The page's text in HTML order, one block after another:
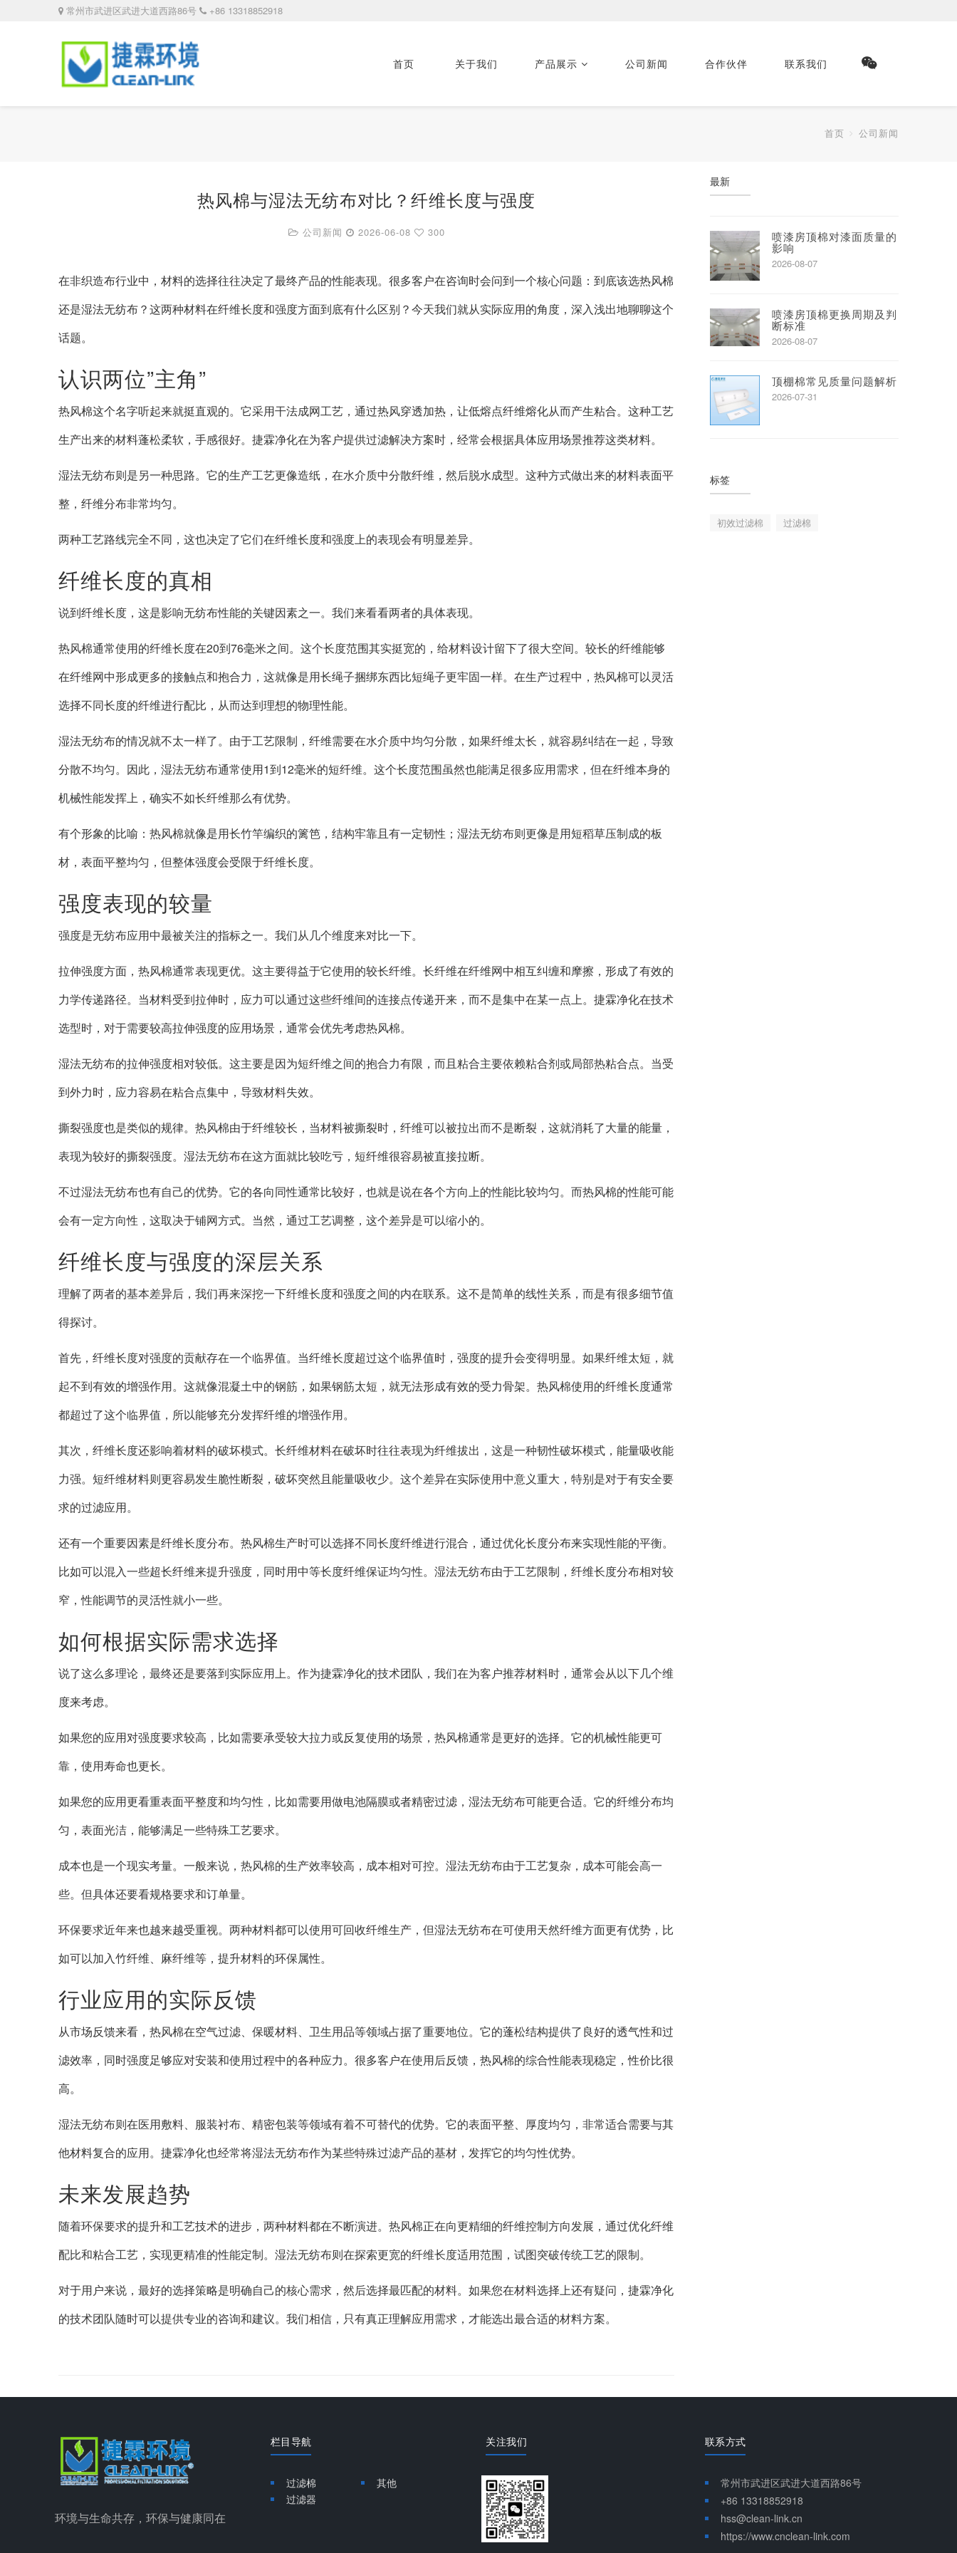
常州市武进区武进大道西路86号 +86 13318852918
首页 关于我们 产品展示 公司新闻 合作伙伴 联系我们
首页 公司新闻
热风棉与湿法无纺布对比？纤维长度与强度
公司新闻 2026-06-08 300
在非织造布行业中，材料的选择往往决定了最终产品的性能表现。很多客户在咨询时会问到一个核心问题：到底该选热风棉
还是湿法无纺布？这两种材料在纤维长度和强度方面到底有什么区别？今天我们就从实际应用的角度，深入浅出地聊聊这个
话题。
认识两位”主角”
热风棉这个名字听起来就挺直观的。它采用干法成网工艺，通过热风穿透加热，让低熔点纤维熔化从而产生粘合。这种工艺
生产出来的材料蓬松柔软，手感很好。捷霖净化在为客户提供过滤解决方案时，经常会根据具体应用场景推荐这类材料。
湿法无纺布则是另一种思路。它的生产工艺更像造纸，在水介质中分散纤维，然后脱水成型。这种方式做出来的材料表面平
整，纤维分布非常均匀。
两种工艺路线完全不同，这也决定了它们在纤维长度和强度上的表现会有明显差异。
纤维长度的真相
说到纤维长度，这是影响无纺布性能的关键因素之一。我们来看看两者的具体表现。
热风棉通常使用的纤维长度在20到76毫米之间。这个长度范围其实挺宽的，给材料设计留下了很大空间。较长的纤维能够
在纤维网中形成更多的接触点和抱合力，这就像是用长绳子捆绑东西比短绳子更牢固一样。在生产过程中，热风棉可以灵活
选择不同长度的纤维进行配比，从而达到理想的物理性能。
湿法无纺布的情况就不太一样了。由于工艺限制，纤维需要在水介质中均匀分散，如果纤维太长，就容易纠结在一起，导致
分散不均匀。因此，湿法无纺布通常使用1到12毫米的短纤维。这个长度范围虽然也能满足很多应用需求，但在纤维本身的
机械性能发挥上，确实不如长纤维那么有优势。
有个形象的比喻：热风棉就像是用长竹竿编织的篱笆，结构牢靠且有一定韧性；湿法无纺布则更像是用短稻草压制成的板
材，表面平整均匀，但整体强度会受限于纤维长度。
强度表现的较量
强度是无纺布应用中最被关注的指标之一。我们从几个维度来对比一下。
拉伸强度方面，热风棉通常表现更优。这主要得益于它使用的较长纤维。长纤维在纤维网中相互纠缠和摩擦，形成了有效的
力学传递路径。当材料受到拉伸时，应力可以通过这些纤维间的连接点传递开来，而不是集中在某一点上。捷霖净化在技术
选型时，对于需要较高拉伸强度的应用场景，通常会优先考虑热风棉。
湿法无纺布的拉伸强度相对较低。这主要是因为短纤维之间的抱合力有限，而且粘合主要依赖粘合剂或局部热粘合点。当受
到外力时，应力容易在粘合点集中，导致材料失效。
撕裂强度也是类似的规律。热风棉由于纤维较长，当材料被撕裂时，纤维可以被拉出而不是断裂，这就消耗了大量的能量，
表现为较好的撕裂强度。湿法无纺布在这方面就比较吃亏，短纤维很容易被直接拉断。
不过湿法无纺布也有自己的优势。它的各向同性通常比较好，也就是说在各个方向上的性能比较均匀。而热风棉的性能可能
会有一定方向性，这取决于铺网方式。当然，通过工艺调整，这个差异是可以缩小的。
纤维长度与强度的深层关系
理解了两者的基本差异后，我们再来深挖一下纤维长度和强度之间的内在联系。这不是简单的线性关系，而是有很多细节值
得探讨。
首先，纤维长度对强度的贡献存在一个临界值。当纤维长度超过这个临界值时，强度的提升会变得明显。如果纤维太短，就
起不到有效的增强作用。这就像混凝土中的钢筋，如果钢筋太短，就无法形成有效的受力骨架。热风棉使用的纤维长度通常
都超过了这个临界值，所以能够充分发挥纤维的增强作用。
其次，纤维长度还影响着材料的破坏模式。长纤维材料在破坏时往往表现为纤维拔出，这是一种韧性破坏模式，能量吸收能
力强。短纤维材料则更容易发生脆性断裂，破坏突然且能量吸收少。这个差异在实际使用中意义重大，特别是对于有安全要
求的过滤应用。
还有一个重要因素是纤维长度分布。热风棉生产时可以选择不同长度纤维进行混合，通过优化长度分布来实现性能的平衡。
比如可以混入一些超长纤维来提升强度，同时用中等长度纤维保证均匀性。湿法无纺布由于工艺限制，纤维长度分布相对较
窄，性能调节的灵活性就小一些。
如何根据实际需求选择
说了这么多理论，最终还是要落到实际应用上。作为捷霖净化的技术团队，我们在为客户推荐材料时，通常会从以下几个维
度来考虑。
如果您的应用对强度要求较高，比如需要承受较大拉力或反复使用的场景，热风棉通常是更好的选择。它的机械性能更可
靠，使用寿命也更长。
如果您的应用更看重表面平整度和均匀性，比如需要用做电池隔膜或者精密过滤，湿法无纺布可能更合适。它的纤维分布均
匀，表面光洁，能够满足一些特殊工艺要求。
成本也是一个现实考量。一般来说，热风棉的生产效率较高，成本相对可控。湿法无纺布由于工艺复杂，成本可能会高一
些。但具体还要看规格要求和订单量。
环保要求近年来也越来越受重视。两种材料都可以使用可回收纤维生产，但湿法无纺布在可使用天然纤维方面更有优势，比
如可以加入竹纤维、麻纤维等，提升材料的环保属性。
行业应用的实际反馈
从市场反馈来看，热风棉在空气过滤、保暖材料、卫生用品等领域占据了重要地位。它的蓬松结构提供了良好的透气性和过
滤效率，同时强度足够应对安装和使用过程中的各种应力。很多客户在使用后反馈，热风棉的综合性能表现稳定，性价比很
高。
湿法无纺布则在医用敷料、服装衬布、精密包装等领域有着不可替代的优势。它的表面平整、厚度均匀，非常适合需要与其
他材料复合的应用。捷霖净化也经常将湿法无纺布作为某些特殊过滤产品的基材，发挥它的均匀性优势。
未来发展趋势
随着环保要求的提升和工艺技术的进步，两种材料都在不断演进。热风棉正在向更精细的纤维控制方向发展，通过优化纤维
配比和粘合工艺，实现更精准的性能定制。湿法无纺布则在探索更宽的纤维长度适用范围，试图突破传统工艺的限制。
对于用户来说，最好的选择策略是明确自己的核心需求，然后选择最匹配的材料。如果您在材料选择上还有疑问，捷霖净化
的技术团队随时可以提供专业的咨询和建议。我们相信，只有真正理解应用需求，才能选出最合适的材料方案。
最新
喷漆房顶棉对漆面质量的
影响
2026-08-07
喷漆房顶棉更换周期及判
断标准
2026-08-07
顶棚棉常见质量问题解析
2026-07-31
标签
初效过滤棉 过滤棉
环境与生命共存，环保与健康同在
栏目导航
过滤棉
其他
过滤器
关注我们 联系方式
常州市武进区武进大道西路86号
+86 13318852918
hss@clean-link.cn
https://www.cnclean-link.com